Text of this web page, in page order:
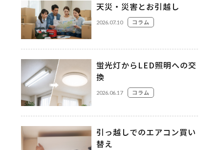
天災・災害とお引越し
2026.07.10 コラム
蛍光灯からLED照明への交
換
2026.06.17 コラム
引っ越しでのエアコン買い
替え